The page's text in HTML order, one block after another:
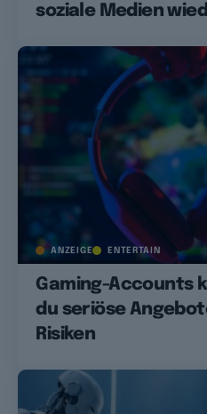
soziale Medien
ANZEIGE ENTERTAIN
Gaming-Accounts
du seriöse
Risiken